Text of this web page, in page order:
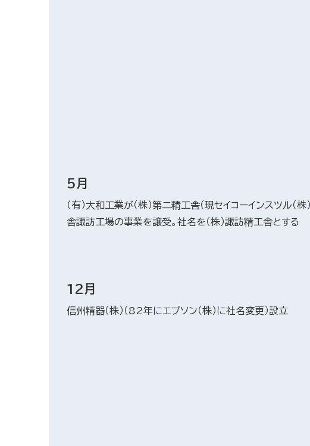
5月
（有）大和工業が（株）第二精工舎（現セイコーインスツル（株
舎諏訪工場の事業を譲受。社名を（株）諏訪精工舎とする
12月
信州精器（株）（82年にエプソン（株）に社名変更）設立